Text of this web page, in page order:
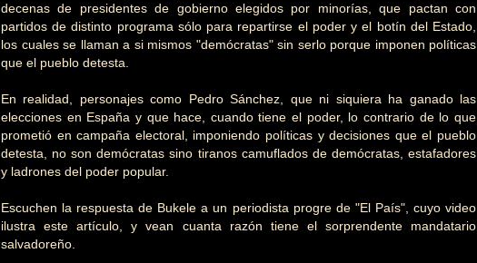
decenas de presidentes de gobierno elegidos por minorías, que pactan con
partidos de distinto programa sólo para repartirse el poder y el botín del Estado,
los cuales se llaman a si mismos "demócratas" sin serlo porque imponen políticas
que el pueblo detesta.
En realidad, personajes como Pedro Sánchez, que ni siquiera ha ganado las
elecciones en España y que hace, cuando tiene el poder, lo contrario de lo que
prometió en campaña electoral, imponiendo políticas y decisiones que el pueblo
detesta, no son demócratas sino tiranos camuflados de demócratas, estafadores
y ladrones del poder popular.
Escuchen la respuesta de Bukele a un periodista progre de "El País", cuyo video
ilustra este artículo, y vean cuanta razón tiene el sorprendente mandatario
salvadoreño.